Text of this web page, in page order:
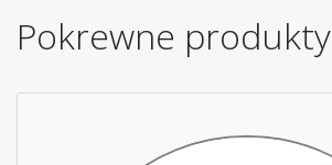
Pokrewne produkty